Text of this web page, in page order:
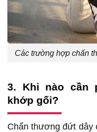
Các trường hợp chấn
3. Khi nào cần
khớp gối?
Chấn thương đứt dây